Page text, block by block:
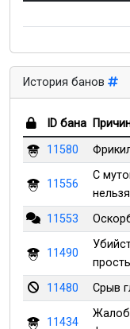
История банов
ID бана
11580
11556
С
11553
11490
11480 Срыв
11434